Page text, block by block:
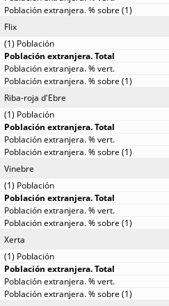
Flix
Riba-roja d'Ebre
Vinebre
Xerta